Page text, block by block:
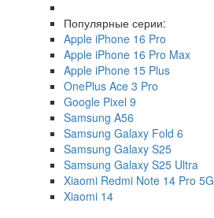
Популярные серии:
Apple iPhone 16 Pro
Apple iPhone 16 Pro Max
Apple iPhone 15 Plus
OnePlus Ace 3 Pro
Google Pixel 9
Samsung A56
Samsung Galaxy Fold 6
Samsung Galaxy S25
Samsung Galaxy S25 Ultra
Xiaomi Redmi Note 14 Pro 5G
Xiaomi 14